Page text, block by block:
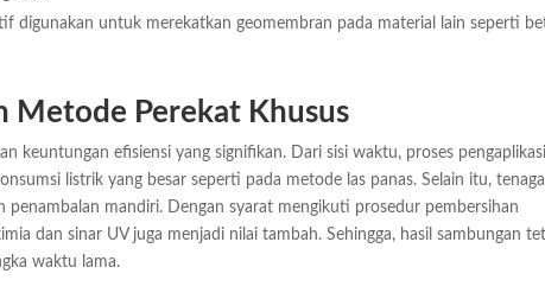
digunakan untuk merekatkan geomembran pada material lain seperti
Metode Perekat Khusus
keuntungan efisiensi yang signifikan. Dari sisi waktu, proses
listrik yang besar seperti pada metode las panas. Selain itu, tenaga
penambalan mandiri. Dengan syarat mengikuti prosedur pembersihan
dan sinar UV juga menjadi nilai tambah. Sehingga, hasil sambungan
waktu lama.